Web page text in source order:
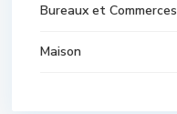
Bureaux et Commerces
Maison